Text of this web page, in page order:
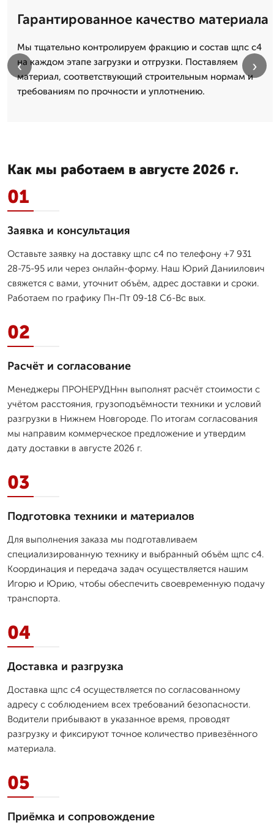
Гарантированное качество материала
Мы тщательно контролируем фракцию и состав щпс с4
на каждом этапе загрузки и отгрузки. Поставляем
материал, соответствующий строительным нормам и
требованиям по прочности и уплотнению.
‹ ›
Как мы работаем в августе 2026 г.
01
Заявка и консультация
Оставьте заявку на доставку щпс с4 по телефону +7 931
28-75-95 или через онлайн-форму. Наш Юрий Даниилович
свяжется с вами, уточнит объём, адрес доставки и сроки.
Работаем по графику Пн-Пт 09-18 Сб-Вс вых.
02
Расчёт и согласование
Менеджеры ПРОНЕРУДНнн выполнят расчёт стоимости с
учётом расстояния, грузоподъёмности техники и условий
разгрузки в Нижнем Новгороде. По итогам согласования
мы направим коммерческое предложение и утвердим
дату доставки в августе 2026 г.
03
Подготовка техники и материалов
Для выполнения заказа мы подготавливаем
специализированную технику и выбранный объём щпс с4.
Координация и передача задач осуществляется нашим
Игорю и Юрию, чтобы обеспечить своевременную подачу
транспорта.
04
Доставка и разгрузка
Доставка щпс с4 осуществляется по согласованному
адресу с соблюдением всех требований безопасности.
Водители прибывают в указанное время, проводят
разгрузку и фиксируют точное количество привезённого
материала.
05
Приёмка и сопровождение